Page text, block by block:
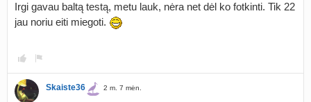
Irgi gavau baltą testą, metu lauk, nėra net dėl ko fotkinti. Tik 22
jau noriu eiti miegoti.
Skaiste36 2 m. 7 mėn.